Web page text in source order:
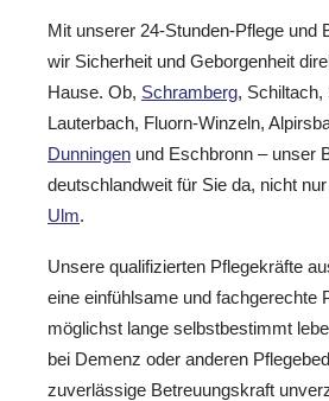
Mit unserer 24-Stunden-Pflege und
wir Sicherheit und Geborgenheit
Hause. Ob, Schramberg, Schiltach,
Lauterbach, Fluorn-Winzeln,
Dunningen und Eschbronn – unser
deutschlandweit für Sie da, nicht
Ulm.
Unsere qualifizierten Pflegekräfte
eine einfühlsame und fachgerechte
möglichst lange selbstbestimmt
bei Demenz oder anderen
zuverlässige Betreuungskraft